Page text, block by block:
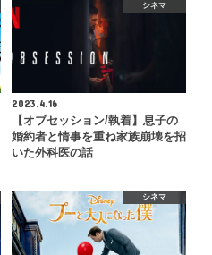
シネマ
2023.4.16
【オブセッション/執着】息子の
婚約者と情事を重ね家族崩壊を招
いた外科医の話
シネマ